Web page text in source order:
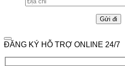
ĐĂNG KÝ HỖ TRỢ ONLINE 24/7